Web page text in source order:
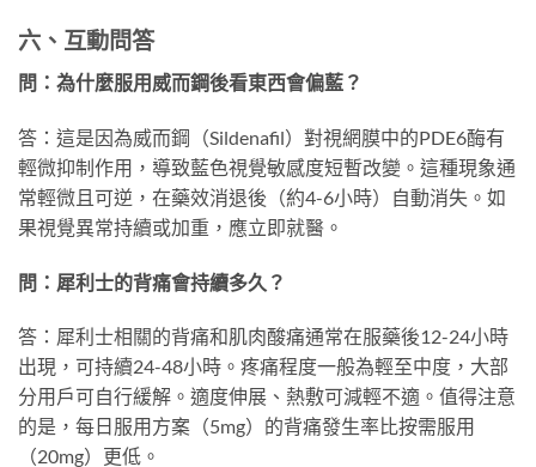
六、互動問答
問：為什麼服用威而鋼後看東西會偏藍？
答：這是因為威而鋼（Sildenafil）對視網膜中的PDE6酶有
輕微抑制作用，導致藍色視覺敏感度短暫改變。這種現象通
常輕微且可逆，在藥效消退後（約4-6小時）自動消失。如
果視覺異常持續或加重，應立即就醫。
問：犀利士的背痛會持續多久？
答：犀利士相關的背痛和肌肉酸痛通常在服藥後12-24小時
出現，可持續24-48小時。疼痛程度一般為輕至中度，大部
分用戶可自行緩解。適度伸展、熱敷可減輕不適。值得注意
的是，每日服用方案（5mg）的背痛發生率比按需服用
（20mg）更低。